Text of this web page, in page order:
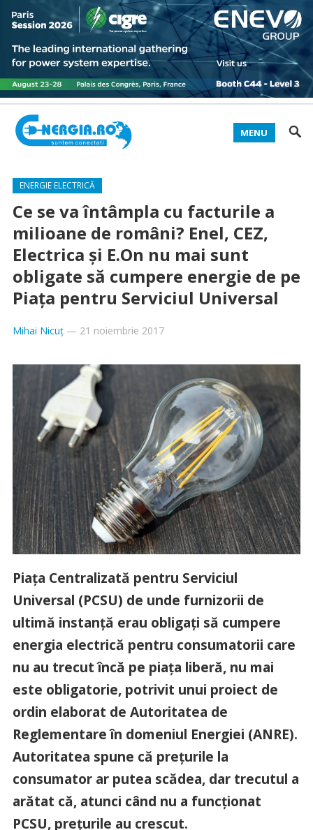
MENU
ENERGIE ELECTRICĂ
Ce se va întâmpla cu facturile a
milioane de români? Enel, CEZ,
Electrica şi E.On nu mai sunt
obligate să cumpere energie de pe
Piaţa pentru Serviciul Universal
Mihai Nicuț— 21 noiembrie 2017
Piaţa Centralizată pentru Serviciul
Universal (PCSU) de unde furnizorii de
ultimă instanţă erau obligaţi să cumpere
energia electrică pentru consumatorii care
nu au trecut încă pe piaţa liberă, nu mai
este obligatorie, potrivit unui proiect de
ordin elaborat de Autoritatea de
Reglementare în domeniul Energiei (ANRE).
Autoritatea spune că preţurile la
consumator ar putea scădea, dar trecutul a
arătat că, atunci când nu a funcţionat
PCSU, preţurile au crescut.